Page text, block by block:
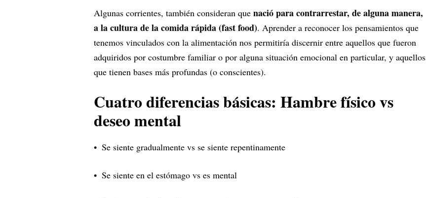
Algunas corrientes, también consideran que nació para contrarrestar, de alguna manera,
a la cultura de la comida rápida (fast food). Aprender a reconocer los pensamientos que
tenemos vinculados con la alimentación nos permitiría discernir entre aquellos que fueron
adquiridos por costumbre familiar o por alguna situación emocional en particular, y aquellos
que tienen bases más profundas (o conscientes).
Cuatro diferencias básicas: Hambre físico vs
deseo mental
Se siente gradualmente vs se siente repentinamente
Se siente en el estómago vs es mental